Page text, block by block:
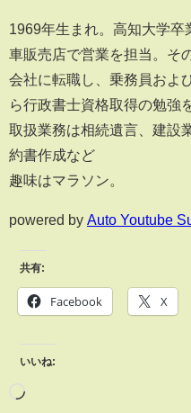
1969年生まれ。高知大学卒
車販売店で営業を担当。そ
会社に転職し、乗務員およ
ら行政書士資格取得の勉強
取扱業務は相続遺言、建設
約書作成など
趣味はマラソン。
powered by Auto Youtube
共有:
Facebook X
いいね: